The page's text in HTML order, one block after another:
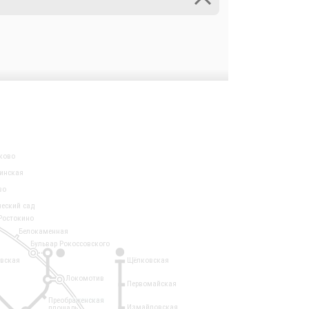
1
Локомотив
сад
Белокаменная
Щёлковская
Первомайская
Измайловская
Бульвар Рокоссовского
Преображенская